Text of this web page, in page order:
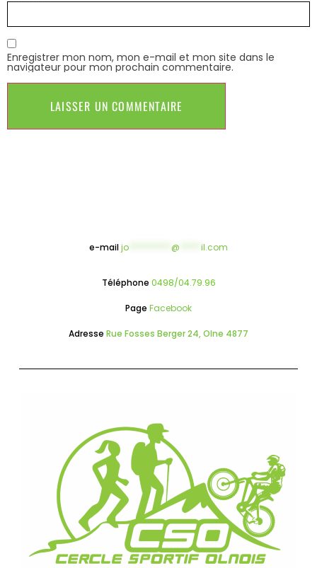
Enregistrer mon nom, mon e-mail et mon site dans le
navigateur pour mon prochain commentaire.
e-mailjo @ il.com
Téléphone 0498/04.79.96
Page Facebook
Adresse Rue Fosses Berger 24, Olne 4877